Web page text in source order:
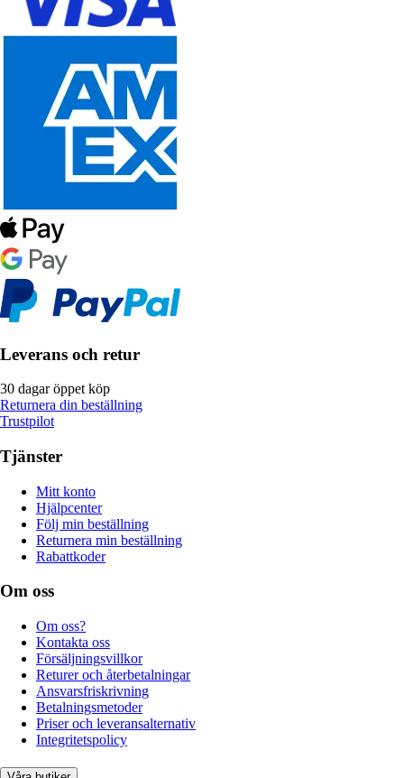
Leverans och retur
30 dagar öppet köp
Returnera din beställning
Trustpilot
Tjänster
Mitt konto
Hjälpcenter
Följ min beställning
Returnera min beställning
Rabattkoder
Om oss
Om oss?
Kontakta oss
Försäljningsvillkor
Returer och återbetalningar
Ansvarsfriskrivning
Betalningsmetoder
Priser och leveransalternativ
Integritetspolicy